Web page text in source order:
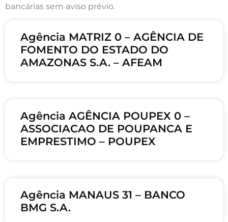
bancárias sem aviso prévio.
Agência MATRIZ 0 – AGÊNCIA DE
FOMENTO DO ESTADO DO
AMAZONAS S.A. – AFEAM
Agência AGÊNCIA POUPEX 0 –
ASSOCIACAO DE POUPANCA E
EMPRESTIMO – POUPEX
Agência MANAUS 31 – BANCO
BMG S.A.